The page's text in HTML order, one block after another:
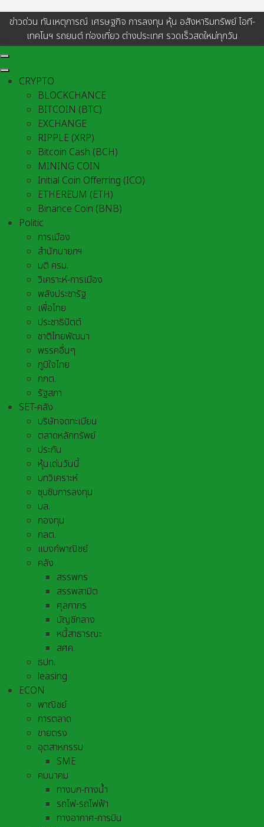
ข่าวด่วน ทันเหตุการณ์ เศรษฐกิจ การลงทุน หุ้น อสังหาริมทรัพย์ ไอที-
เทคโนฯ รถยนต์ ท่องเที่ยว ต่างประเทศ รวดเร็วสดใหม่ทุกวัน
CRYPTO
BLOCKCHANCE
BITCOIN (BTC)
EXCHANGE
RIPPLE (XRP)
Bitcoin Cash (BCH)
MINING COIN
Initial Coin Offerring (ICO)
ETHEREUM (ETH)
Binance Coin (BNB)
Politic
การเมือง
สำนักนายกฯ
มติ ครม.
วิเคราะห์-การเมือง
พลังประชารัฐ
เพื่อไทย
ประชาธิปัตต์
ชาติไทยพัฒนา
พรรคอื่นๆ
ภูมิใจไทย
กกต.
รัฐสภา
SET-คลัง
บริษัทจดทะเบียน
ตลาดหลักทรัพย์
ประกัน
หุ้นเด่นวันนี้
บทวิเคราะห์
ซุบซิบการลงทุน
บล.
กองทุน
กลต.
แบงก์พาณิชย์
คลัง
สรรพกร
สรรพสามิต
ศุลกากร
บัญชีกลาง
หนี้สาธารณะ
สศค.
ธปท.
leasing
ECON
พาณิชย์
การตลาด
ขายตรง
อุตสาหกรรม
SME
คมนาคม
ทางบก-ทางน้ำ
รถไฟ-รถไฟฟ้า
ทางอากาศ-การบิน